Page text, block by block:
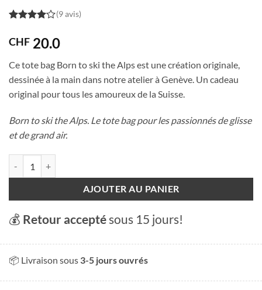
5
(9 avis)
CHF 20.0
Ce tote bag Born to ski the Alps est une création originale,
dessinée à la main dans notre atelier à Genève. Un cadeau
original pour tous les amoureux de la Suisse.
Born to ski the Alps. Le tote bag pour les passionnés de glisse
et de grand air.
AJOUTER AU PANIER
💰 Retour acceptésous 15 jours!
📦 Livraison sous 3-5 jours ouvrés